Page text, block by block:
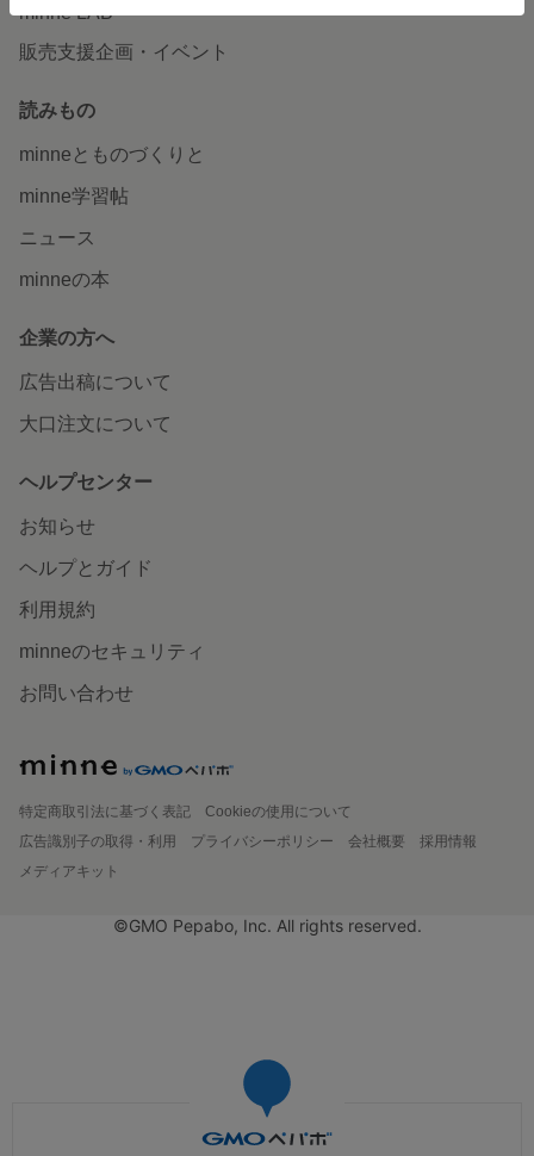
minne LAB
販売支援企画・イベント
読みもの
minneとものづくりと
minne学習帖
ニュース
minneの本
企業の方へ
広告出稿について
大口注文について
ヘルプセンター
お知らせ
ヘルプとガイド
利用規約
minneのセキュリティ
お問い合わせ
特定商取引法に基づく表記
Cookieの使用について
広告識別子の取得・利用
プライバシーポリシー 会社概要
採用情報
メディアキット
©GMO Pepabo, Inc. All rights reserved.